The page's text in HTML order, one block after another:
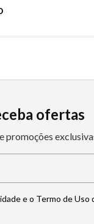
ofertas
promoções
e o Termo de Uso